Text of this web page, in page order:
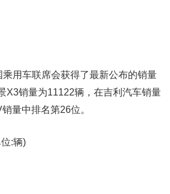
乘用车联席会获得了最新公布的销量
X3销量为11122辆，在吉利汽车销量
量中排名第26位。
:辆)